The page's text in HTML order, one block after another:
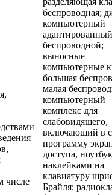
числе
беспроводная;
компьютерный
адаптированный
беспроводной;
выносные
компьютерные
большая
малая
компьютерный
комплекс для
слабовидящего,
включающий в
программу
доступа,
наклейками на
клавиатуру
Брайля;